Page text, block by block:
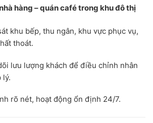
hàng – quán café trong khu đô thị
khu bếp, thu ngân, khu vực phục vụ,
thoát.
lưu lượng khách để điều chỉnh nhân
lý.
rõ nét, hoạt động ổn định 24/7.